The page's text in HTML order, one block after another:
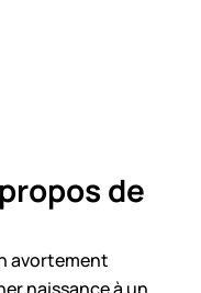
de
avortement